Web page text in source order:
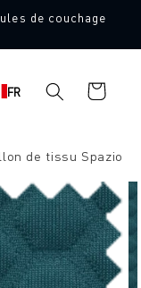
de couchage
FR
Panier
d'achat
de tissu Spazio
de tissu gratuits